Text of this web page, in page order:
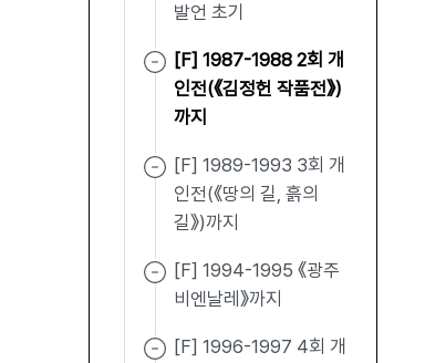
발언 초기
[F] 1987-1988 2회 개
인전(《김정헌 작품전》)
까지
[F] 1989-1993 3회 개
인전(《땅의 길, 흙의
길》)까지
[F] 1994-1995 《광주
비엔날레》까지
[F] 1996-1997 4회 개